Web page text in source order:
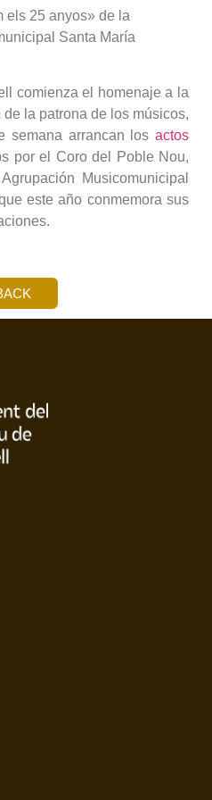
els 25 anyos» de la
Santa María
comienza el homenaje a la
la patrona de los músicos,
semana arrancan los actos
por el Coro del Poble Nou,
Musicomunicipal
este año conmemora sus